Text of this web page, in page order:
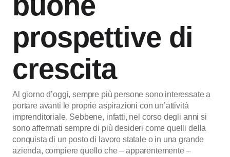
prospettive di
crescita
Al giorno d’oggi, sempre più persone sono interessate a
portare avanti le proprie aspirazioni con un’attività
imprenditoriale. Sebbene, infatti, nel corso degli anni si
sono affermati sempre di più desideri come quelli della
conquista di un posto di lavoro statale o in una grande
azienda, compiere quello che – apparentemente –